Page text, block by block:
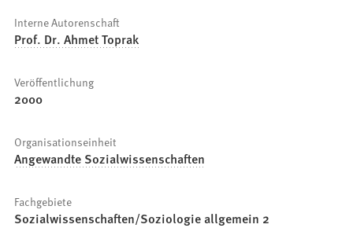
Interne Autorenschaft
Prof. Dr. Ahmet Toprak
Veröffentlichung
2000
Organisationseinheit
Angewandte Sozialwissenschaften
Fachgebiete
Sozialwissenschaften/Soziologie allgemein 2